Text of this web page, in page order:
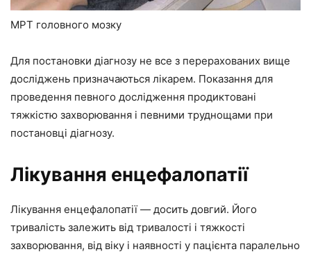
МРТ головного мозку
Для постановки діагнозу не все з перерахованих вище
досліджень призначаються лікарем. Показання для
проведення певного дослідження продиктовані
тяжкістю захворювання і певними труднощами при
постановці діагнозу.
Лікування енцефалопатії
Лікування енцефалопатії — досить довгий. Його
тривалість залежить від тривалості і тяжкості
захворювання, від віку і наявності у пацієнта паралельно